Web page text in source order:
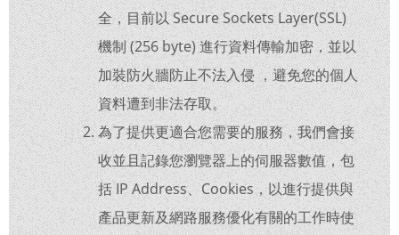
全，目前以 Secure Sockets Layer(SSL)
機制 (256 byte) 進行資料傳輸加密，並以
加裝防火牆防止不法入侵 ，避免您的個人
資料遭到非法存取。
為了提供更適合您需要的服務，我們會接
收並且記錄您瀏覽器上的伺服器數值，包
括 IP Address、Cookies，以進行提供與
產品更新及網路服務優化有關的工作時使